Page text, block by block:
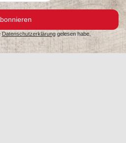
Datenschutzerklärunggelesen habe.